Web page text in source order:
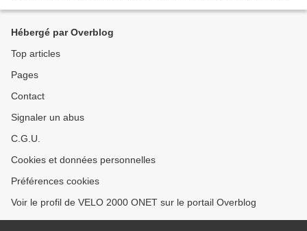
Hébergé par Overblog
Top articles
Pages
Contact
Signaler un abus
C.G.U.
Cookies et données personnelles
Préférences cookies
Voir le profil de VELO 2000 ONET sur le portail Overblog